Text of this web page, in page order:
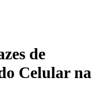
de
Celular na